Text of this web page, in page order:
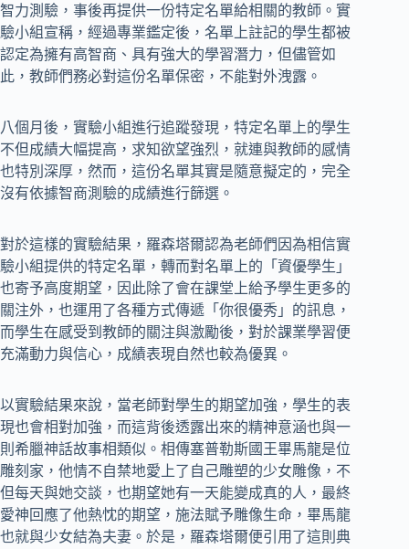
智力測驗，事後再提供一份特定名單給相關的教師。實
驗小組宣稱，經過專業鑑定後，名單上註記的學生都被
認定為擁有高智商、具有強大的學習潛力，但儘管如
此，教師們務必對這份名單保密，不能對外洩露。
八個月後，實驗小組進行追蹤發現，特定名單上的學生
不但成績大幅提高，求知欲望強烈，就連與教師的感情
也特別深厚，然而，這份名單其實是隨意擬定的，完全
沒有依據智商測驗的成績進行篩選。
對於這樣的實驗結果，羅森塔爾認為老師們因為相信實
驗小組提供的特定名單，轉而對名單上的「資優學生」
也寄予高度期望，因此除了會在課堂上給予學生更多的
關注外，也運用了各種方式傳遞「你很優秀」的訊息，
而學生在感受到教師的關注與激勵後，對於課業學習便
充滿動力與信心，成績表現自然也較為優異。
以實驗結果來說，當老師對學生的期望加強，學生的表
現也會相對加強，而這背後透露出來的精神意涵也與一
則希臘神話故事相類似。相傳塞普勒斯國王畢馬龍是位
雕刻家，他情不自禁地愛上了自己雕塑的少女雕像，不
但每天與她交談，也期望她有一天能變成真的人，最終
愛神回應了他熱忱的期望，施法賦予雕像生命，畢馬龍
也就與少女結為夫妻。於是，羅森塔爾便引用了這則典